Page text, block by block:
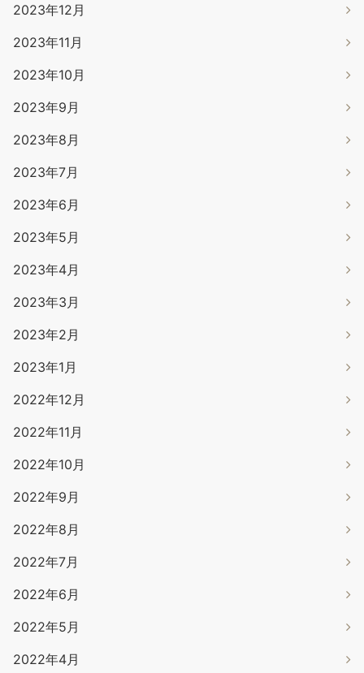
2023年12月
2023年11月
2023年10月
2023年9月
2023年8月
2023年7月
2023年6月
2023年5月
2023年4月
2023年3月
2023年2月
2023年1月
2022年12月
2022年11月
2022年10月
2022年9月
2022年8月
2022年7月
2022年6月
2022年5月
2022年4月